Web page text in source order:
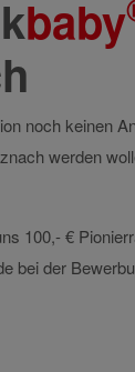
baby
noch keinen
werden
100,- €
bei der